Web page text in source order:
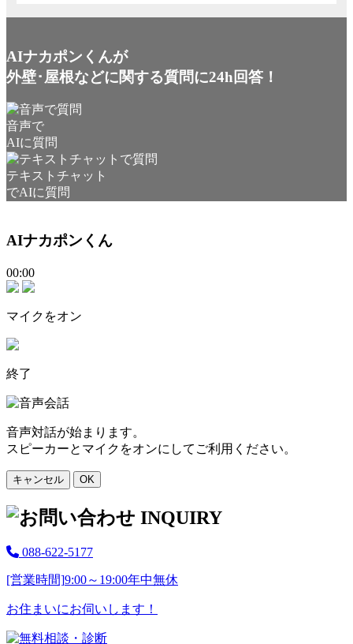
AIナカポンくんが
外壁･屋根などに関する質問に24h回答！
音声で
AIに質問
テキストチャット
でAIに質問
AIナカポンくん
00:00
マイクをオン
終了
音声対話が始まります。
スピーカーとマイクをオンにしてご利用ください。
キャンセル OK
088-622-5177
[営業時間]9:00～19:00年中無休
お住まいにお伺いします！